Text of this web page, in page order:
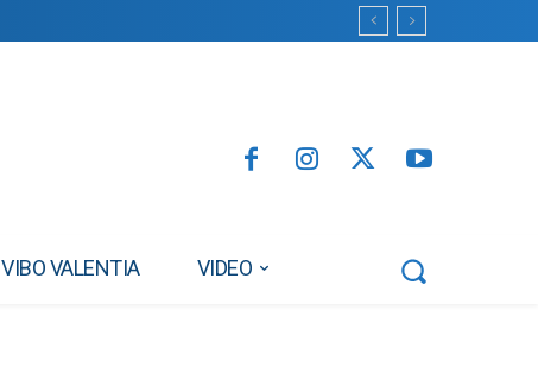
VIBO VALENTIA VIDEO